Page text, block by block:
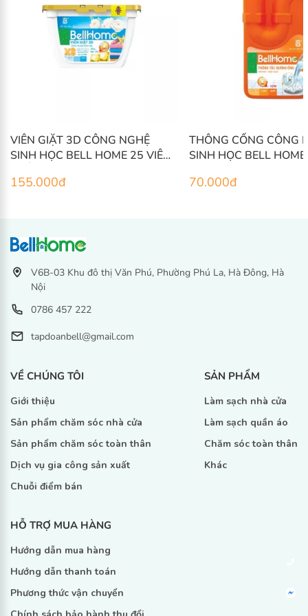
THÔNG CỐNG CÔNG NGHỆ
SINH HỌC BELL HOME 1KG
70.000đ
DẦU GỘI NAM CÔNG
SINH HỌC BELL
110.000
V6B-03 Khu đô thị Văn Phú, Phường Phú La, Hà Đông, Hà
Nội
0786 457 222
tapdoanbell@gmail.com
VỀ CHÚNG TÔI
Giới thiệu
Sản phẩm chăm sóc nhà cửa
Sản phẩm chăm sóc toàn thân
Dịch vụ gia công sản xuất
Chuỗi điểm bán
SẢN PHẨM
Làm sạch nhà cửa
Làm sạch quần áo
Chăm sóc toàn thân
Khác
HỖ TRỢ MUA HÀNG
Hướng dẫn mua hàng
Hướng dẫn thanh toán
Phương thức vận chuyển